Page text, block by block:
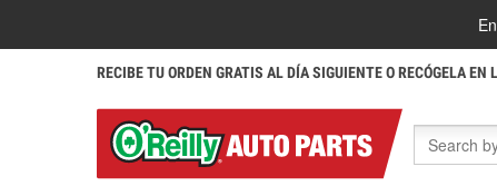
RECIBE TU ORDEN GRATIS AL DÍA SIGUIENTE O RECÓGELA EN